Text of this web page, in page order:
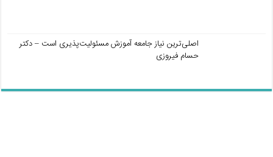
اصلی‌ترین نیاز جامعه آموزش مسئولیت‌پذیری است – دکتر
حسام فیروزی